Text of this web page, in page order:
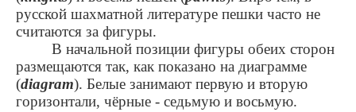
русской шахматной литературе пешки часто не
считаются за фигуры.
В начальной позиции фигуры обеих сторон
размещаются так, как показано на диаграмме
(diagram). Белые занимают первую и вторую
горизонтали, чёрные - седьмую и восьмую.